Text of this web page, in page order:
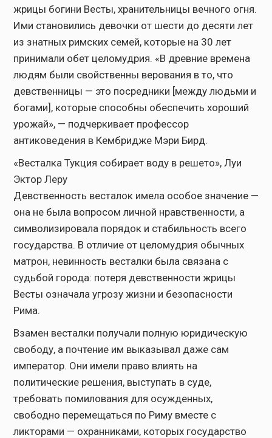
жрицы богини Весты, хранительницы вечного огня.
Ими становились девочки от шести до десяти лет
из знатных римских семей, которые на 30 лет
принимали обет целомудрия. «В древние времена
людям были свойственны верования в то, что
девственницы — это посредники [между людьми и
богами], которые способны обеспечить хороший
урожай», — подчеркивает профессор
антиковедения в Кембридже Мэри Бирд.
«Весталка Тукция собирает воду в решето», Луи
Эктор Леру
Девственность весталок имела особое значение —
она не была вопросом личной нравственности, а
символизировала порядок и стабильность всего
государства. В отличие от целомудрия обычных
матрон, невинность весталки была связана с
судьбой города: потеря девственности жрицы
Весты означала угрозу жизни и безопасности
Рима.
Взамен весталки получали полную юридическую
свободу, а почтение им выказывал даже сам
император. Они имели право влиять на
политические решения, выступать в суде,
требовать помилования для осужденных,
свободно перемещаться по Риму вместе с
ликторами — охранниками, которых государство